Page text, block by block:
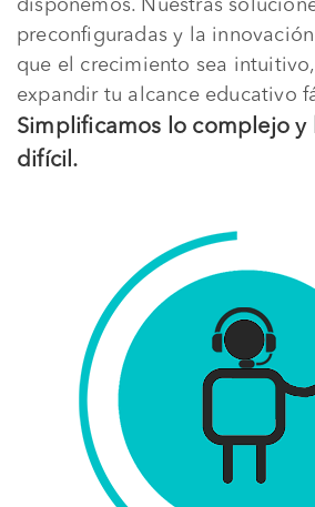
disponemos. Nuestras
preconfiguradas y la
que el crecimiento sea
expandir tu alcance educativo
Simplificamos lo complejo y
difícil.